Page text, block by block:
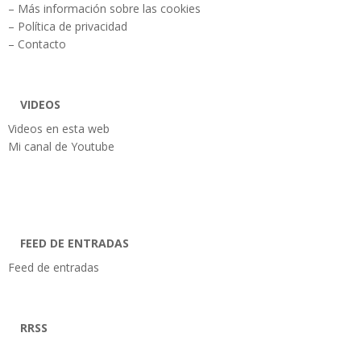
– Más información sobre las cookies
– Política de privacidad
– Contacto
VIDEOS
Videos en esta web
Mi canal de Youtube
FEED DE ENTRADAS
Feed de entradas
RRSS